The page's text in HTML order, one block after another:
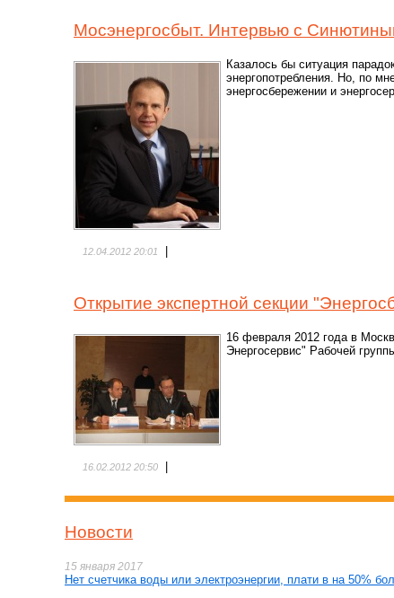
Мосэнергосбыт. Интервью с
Казалось бы ситуация
энергопотребления. Но, по
энергосбережении и
12.04.2012 20:01 |
Открытие экспертной секции
16 февраля 2012 года в
Энергосервис" Рабочей
16.02.2012 20:50
Новости
15 января 2017
Нет счетчика воды или электроэнергии, плати в на 50%